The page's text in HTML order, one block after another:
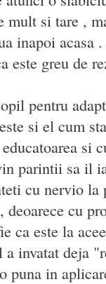
mult si tare ,
inapoi acasa
este greu de
pentru
si el cum
si
parintii sa il
cu nervio
deoarece cu
ca este la
invatat deja
puna in